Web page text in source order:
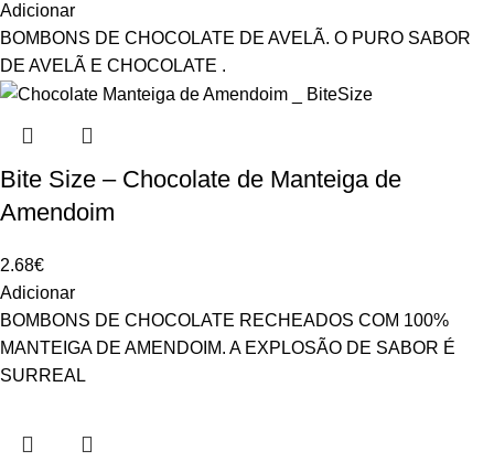
Adicionar
BOMBONS DE CHOCOLATE DE AVELÃ. O PURO SABOR
DE AVELÃ E CHOCOLATE .
Bite Size – Chocolate de Manteiga de
Amendoim
2.68€
Adicionar
BOMBONS DE CHOCOLATE RECHEADOS COM 100%
MANTEIGA DE AMENDOIM. A EXPLOSÃO DE SABOR É
SURREAL